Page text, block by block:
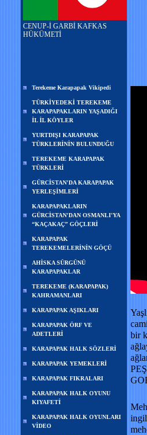
CENUP-İ GARBİ KAFKAS
HÜKÜMETİ
Terekeme Karapapak Vikipedi
TÜRKİYEDEKİ TEREKEME
KARAPAPAKLARIN YAŞADIĞI
İL İL KÖYLER
YURTDIŞI KARAPAPAK
TÜRKLERİNİN BULUNDUĞU
TEREKEME KARAPAPAK
TÜRKLERİ
GÜRCİSTAN'DA KARAPAPAK
YERLEŞİMLERİ
KARAPAPAKLARIN
GÜRCİSTAN'DAN OSMANLI'YA
“KAÇAKAÇ” GÖÇLERİ
KARAPAPAK
TEREKEMELERİNİN GÖÇÜ
AHİSKA SÜRGÜNÜ
KARAPAPAKLAR
TEREKEME (KARAPAPAK)
KAHRAMANLARI
KARAPAPAK AŞIKLARI
KARAPAPAK ÖRF VE
ADETLERİ
KARAPAPAK HALK SÖZLERİ
KARAPAPAK YEMEKLERİ
KARAPAPAK FIKRALARI
KARAPAPAK HALK OYUNU
KIYAFETİ
KARAPAPAK HALK OYUNLARI
VİDEO
bir